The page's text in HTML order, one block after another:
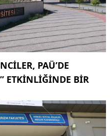
PAÜ’DE
ETKINLIĞINDE BIR